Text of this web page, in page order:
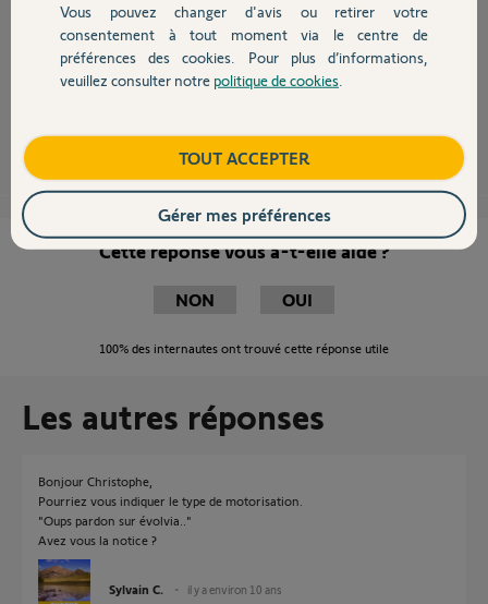
Devis avec un pro
Contact
bonjour Christophe,
Il serait bien de remplacer le kit de pignonnerie si vous ne l'avez pas fait.
Voir ce lienhttp://forum.somfy.fr/questions/940069-evolvia-400-
proble...remplir le formulaire, le kit est gratuit.
Cette réponse vous a-t-elle aidé ?
NON OUI
100% des internautes ont trouvé cette réponse utile
Les autres réponses
Bonjour Christophe,
Pourriez vous indiquer le type de motorisation.
"Oups pardon sur évolvia.."
Avez vous la notice ?
Sylvain C. il y a environ 10 ans
Vous pouvez changer d'avis ou retirer votre
consentement à tout moment via le centre de
préférences des cookies. Pour plus d’informations,
veuillez consulter notre politique de cookies
TOUT ACCEPTER
Gérer mes préférences